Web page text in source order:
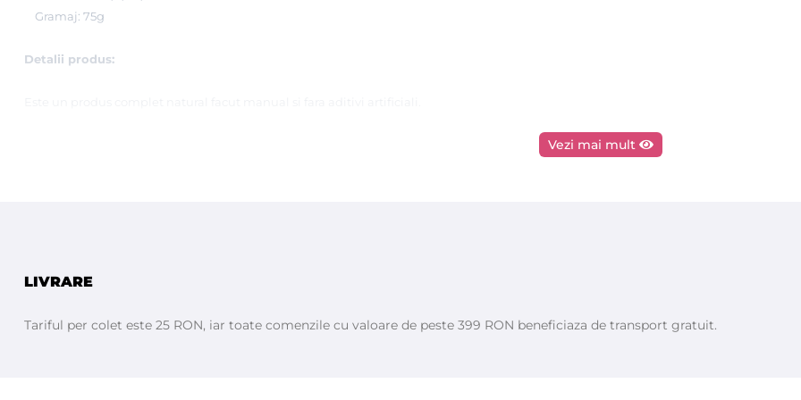
Gramaj: 75g
Detalii produs:
Contine vitaminele E,A,B6,B12 care inmoaie natural si calmeaza pielea oferindu-i o hidratare naturala facandu-o supla si elastica.
etc.Este ideal si pentru spalarea parului.
Vezi mai mult
LIVRARE
Tariful per colet este 25 RON, iar toate comenzile cu valoare de peste 399 RON beneficiaza de transport gratuit.